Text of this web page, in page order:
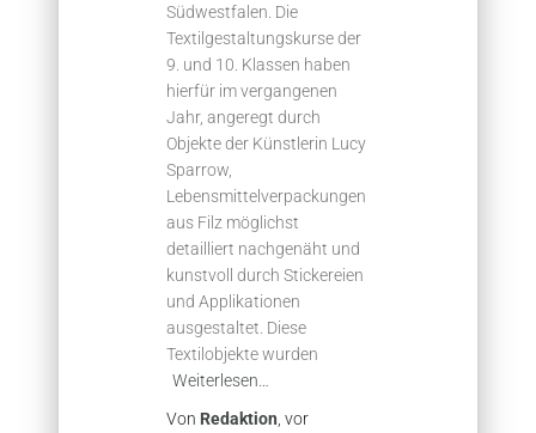
Südwestfalen. Die
Textilgestaltungskurse der
9. und 10. Klassen haben
hierfür im vergangenen
Jahr, angeregt durch
Objekte der Künstlerin Lucy
Sparrow,
Lebensmittelverpackungen
aus Filz möglichst
detailliert nachgenäht und
kunstvoll durch Stickereien
und Applikationen
ausgestaltet. Diese
Textilobjekte wurden
Weiterlesen…
Von Redaktion , vor